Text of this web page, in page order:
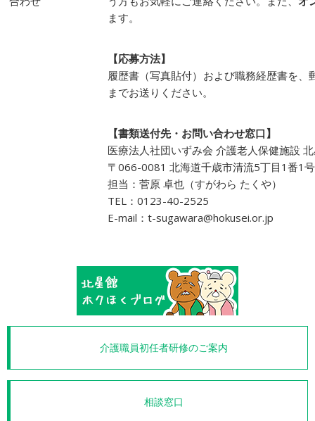
ます。
【応募方法】
履歴書（写真貼付）および職務経歴書を、
までお送りください。
【書類送付先・お問い合わせ窓口】
医療法人社団いずみ会 介護老人保健施設
〒066-0081 北海道千歳市清流5丁目1番1号
担当：菅原 卓也（すがわら たくや）
TEL：0123-40-2525
E-mail：t-sugawara@hokusei.or.jp
介護職員初任者研修のご案内
相談窓口